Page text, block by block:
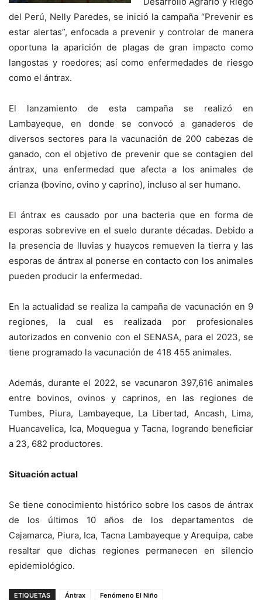
del Perú, Nelly Paredes, se inició la campaña “Prevenir es
estar alertas”, enfocada a prevenir y controlar de manera
oportuna la aparición de plagas de gran impacto como
langostas y roedores; así como enfermedades de riesgo
como el ántrax.
El lanzamiento de esta campaña se realizó en
Lambayeque, en donde se convocó a ganaderos de
diversos sectores para la vacunación de 200 cabezas de
ganado, con el objetivo de prevenir que se contagien del
ántrax, una enfermedad que afecta a los animales de
crianza (bovino, ovino y caprino), incluso al ser humano.
El ántrax es causado por una bacteria que en forma de
esporas sobrevive en el suelo durante décadas. Debido a
la presencia de lluvias y huaycos remueven la tierra y las
esporas de ántrax al ponerse en contacto con los animales
pueden producir la enfermedad.
En la actualidad se realiza la campaña de vacunación en 9
regiones, la cual es realizada por profesionales
autorizados en convenio con el SENASA, para el 2023, se
tiene programado la vacunación de 418 455 animales.
Además, durante el 2022, se vacunaron 397,616 animales
entre bovinos, ovinos y caprinos, en las regiones de
Tumbes, Piura, Lambayeque, La Libertad, Ancash, Lima,
Huancavelica, Ica, Moquegua y Tacna, logrando beneficiar
a 23, 682 productores.
Situación actual
Se tiene conocimiento histórico sobre los casos de ántrax
de los últimos 10 años de los departamentos de
Cajamarca, Piura, Ica, Tacna Lambayeque y Arequipa, cabe
resaltar que dichas regiones permanecen en silencio
epidemiológico.
ETIQUETAS Ántrax
Fenómeno El Niño